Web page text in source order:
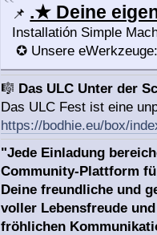
📌 .★ Deine
Installatión Simple
✪ Unsere
🎼 Das ULC Unter der
Das ULC Fest ist eine
https://bodhie.eu/box/
"Jede Einladung
Community-Plattform
Deine freundliche und
voller Lebensfreude
fröhlichen